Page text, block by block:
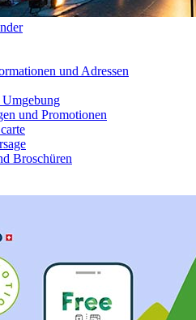
und Adressen
und Promotionen
Broschüren